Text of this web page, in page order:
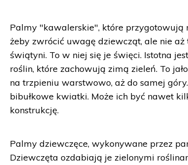
Palmy "kawalerskie", które przygotowują
żeby zwrócić uwagę dziewcząt, ale nie
świątyni. To w niej się je święci. Istotna
roślin, które zachowują zimą zieleń. To
na trzpieniu warstwowo, aż do samej
bibułkowe kwiatki. Może ich być nawet
konstrukcję.
Palmy dziewczęce, wykonywane przez
Dziewczęta ozdabiają je zielonymi